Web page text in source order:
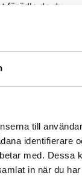
till
identifierare
med. Dessa
in när du
förädla de du
hur ditt nya
får vara
invånarna
ska se ut.
frågan
och
relax? Välj